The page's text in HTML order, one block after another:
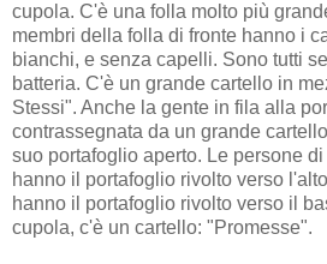
cupola. C'è una folla molto più
membri della folla di fronte hanno i
bianchi, e senza capelli. Sono tutti
batteria. C'è un grande cartello in
Stessi". Anche la gente in fila alla
contrassegnata da un grande
suo portafoglio aperto. Le persone
hanno il portafoglio rivolto verso
hanno il portafoglio rivolto verso il
cupola, c'è un cartello: "Promesse".